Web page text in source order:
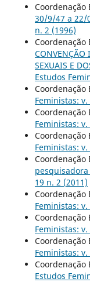
Coordenação
30/9/47 a 22/
n. 2 (1996)
Coordenação
CONVENÇÃO
SEXUAIS E
Estudos
Coordenação
Feministas:
Coordenação
Feministas:
Coordenação
Feministas:
Coordenação
19 n. 2 (2011)
Coordenação
Feministas:
Coordenação
Feministas:
Coordenação
Feministas:
Coordenação
Estudos